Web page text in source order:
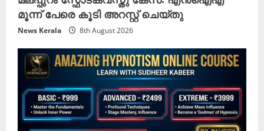
മൂന്ന് പേരെ കൂടി അറസ്റ്റ് ചെയ്തു
News Kerala 8th August 2026